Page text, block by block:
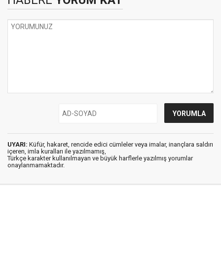
UYARI: Küfür, hakaret, rencide edici cümleler veya imalar, inançlara saldırı
içeren, imla kuralları ile yazılmamış,
Türkçe karakter kullanılmayan ve büyük harflerle yazılmış yorumlar
onaylanmamaktadır.